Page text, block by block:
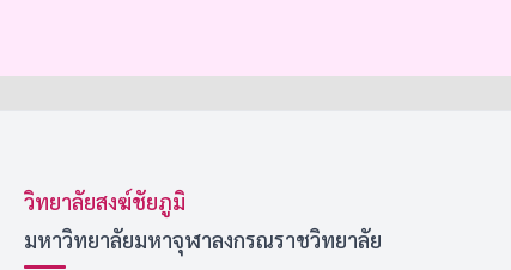
วิทยาลัยสงฆ์ชัยภูมิ
มหาวิทยาลัยมหาจุฬาลงกรณราชวิทยาลัย